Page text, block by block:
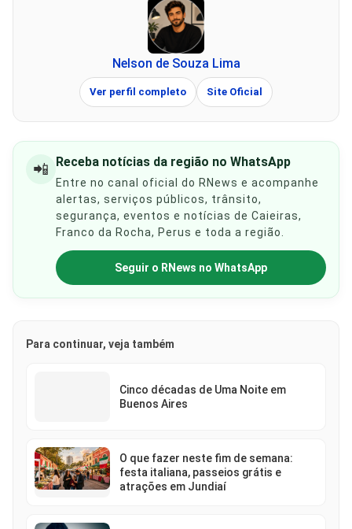
Nelson de Souza Lima
Ver perfil completo Site Oficial
📲 Receba notícias da região no WhatsApp
Entre no canal oficial do RNews e acompanhe
alertas, serviços públicos, trânsito,
segurança, eventos e notícias de Caieiras,
Franco da Rocha, Perus e toda a região.
Seguir o RNews no WhatsApp
Para continuar, veja também
Cinco décadas de Uma Noite em
Buenos Aires
O que fazer neste fim de semana:
festa italiana, passeios grátis e
atrações em Jundiaí